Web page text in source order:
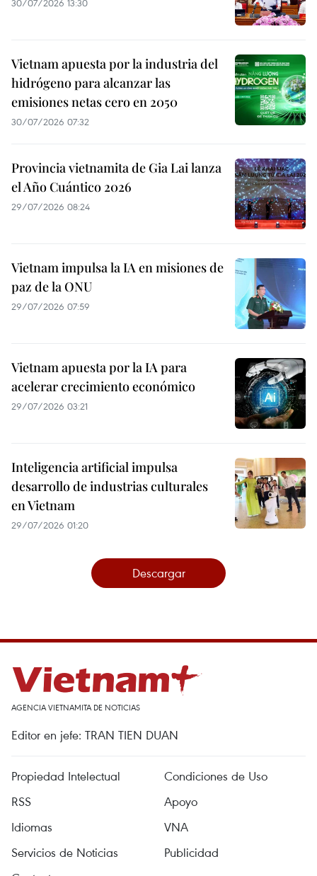
30/07/2026 13:30
Vietnam apuesta por la industria del
hidrógeno para alcanzar las
emisiones netas cero en 2050
30/07/2026 07:32
Provincia vietnamita de Gia Lai lanza
el Año Cuántico 2026
29/07/2026 08:24
Vietnam impulsa la IA en misiones de
paz de la ONU
29/07/2026 07:59
Vietnam apuesta por la IA para
acelerar crecimiento económico
29/07/2026 03:21
Inteligencia artificial impulsa
desarrollo de industrias culturales
en Vietnam
29/07/2026 01:20
Descargar
AGENCIA VIETNAMITA DE NOTICIAS
Editor en jefe: TRAN TIEN DUAN
Propiedad Intelectual
Condiciones de Uso
RSS
Apoyo
Idiomas
VNA
Servicios de Noticias
Publicidad